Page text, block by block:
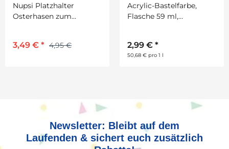
Nupsi Platzhalter
Osterhasen zum
3,49 € * 4,95 €
Acrylic-Bastelfarbe,
Flasche 59 ml,
2,99 € *
50,68 € pro 1 l
Newsletter: Bleibt auf dem
Laufenden & sichert euch zusätzlich